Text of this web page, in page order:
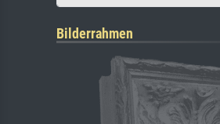
Bilderrahmen